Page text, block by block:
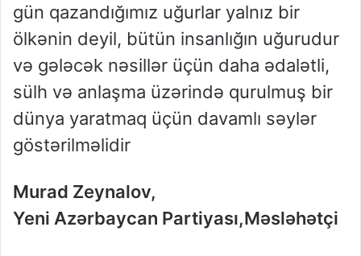
gün qazandığımız uğurlar yalnız bir
ölkənin deyil, bütün insanlığın uğurudur
və gələcək nəsillər üçün daha ədalətli,
sülh və anlaşma üzərində qurulmuş bir
dünya yaratmaq üçün davamlı səylər
göstərilməlidir
Murad Zeynalov,
Yeni Azərbaycan Partiyası,Məsləhətçi